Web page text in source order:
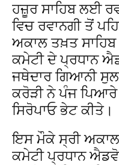
ਹਜ਼ੂਰ ਸਾਹਿਬ ਲਈ
ਵਿਚ ਰਵਾਨਗੀ ਤੋਂ
ਅਕਾਲ ਤਖ਼ਤ ਸਾਹਿਬ
ਕਮੇਟੀ ਦੇ ਪ੍ਰਧਾਨ
ਜਥੇਦਾਰ ਗਿਆਨੀ
ਕਰੋੜੀ ਨੇ ਪੰਜ ਪਿਆਰੇ
ਸਿਰੋਪਾਓ ਭੇਟ ਕੀਤੇ।
ਇਸ ਮੌਕੇ ਸ੍ਰੀ ਅਕਾਲ
ਕਮੇਟੀ ਪ੍ਰਧਾਨ